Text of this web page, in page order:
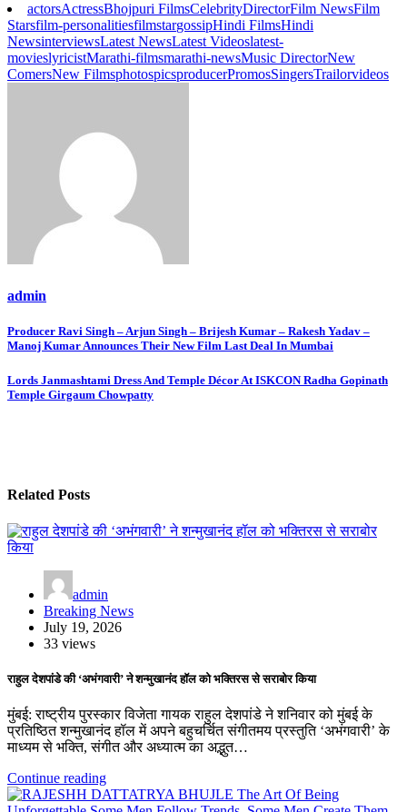
actorsActressBhojpuri FilmsCelebrityDirectorFilm NewsFilm
Starsfilm-personalitiesfilmstargossipHindi FilmsHindi
NewsinterviewsLatest NewsLatest Videoslatest-
movieslyricistMarathi-filmsmarathi-newsMusic DirectorNew
ComersNew FilmsphotospicsproducerPromosSingersTrailorvideos
admin
Post
navigation
Producer Ravi Singh – Arjun Singh – Brijesh Kumar – Rakesh Yadav –
Manoj Kumar Announces Their New Film Last Deal In Mumbai
Lords Janmashtami Dress And Temple Décor At ISKCON Radha Gopinath
Temple Girgaum Chowpatty
Related Posts
admin
Breaking News
July 19, 2026
33 views
राहुल देशपांडे की ‘अभंगवारी’ ने शन्मुखानंद हॉल को भक्तिरस से सराबोर किया
मुंबई: राष्ट्रीय पुरस्कार विजेता गायक राहुल देशपांडे ने शनिवार को मुंबई के
प्रतिष्ठित शन्मुखानंद हॉल में अपने बहुचर्चित संगीतमय प्रस्तुति ‘अभंगवारी’ के
माध्यम से भक्ति, संगीत और अध्यात्म का अद्भुत…
Continue reading